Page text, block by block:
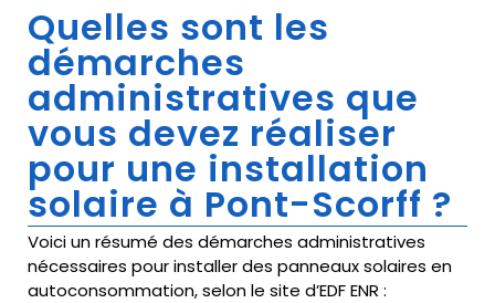
Quelles sont les
démarches
administratives que
vous devez réaliser
pour une installation
solaire à Pont-Scorff ?
Voici un résumé des démarches administratives
nécessaires pour installer des panneaux solaires en
autoconsommation, selon le site d’EDF ENR :